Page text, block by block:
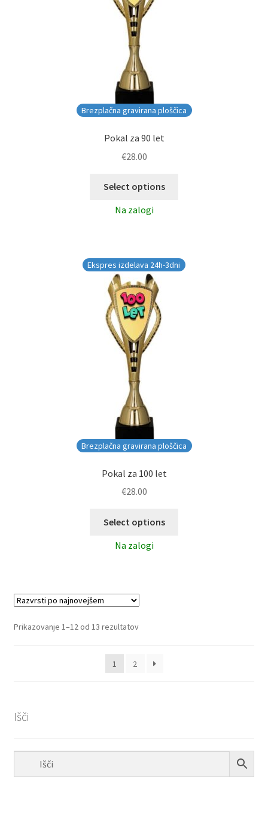
Brezplačna gravirana ploščica
Pokal za 90 let
€28.00
Select options
Na zalogi
Brezplačna gravirana ploščica
Ekspres izdelava 24h-3dni
Pokal za 100 let
€28.00
Select options
Na zalogi
Prikazovanje 1–12 od 13 rezultatovRazvrščeno
1
2
Išči